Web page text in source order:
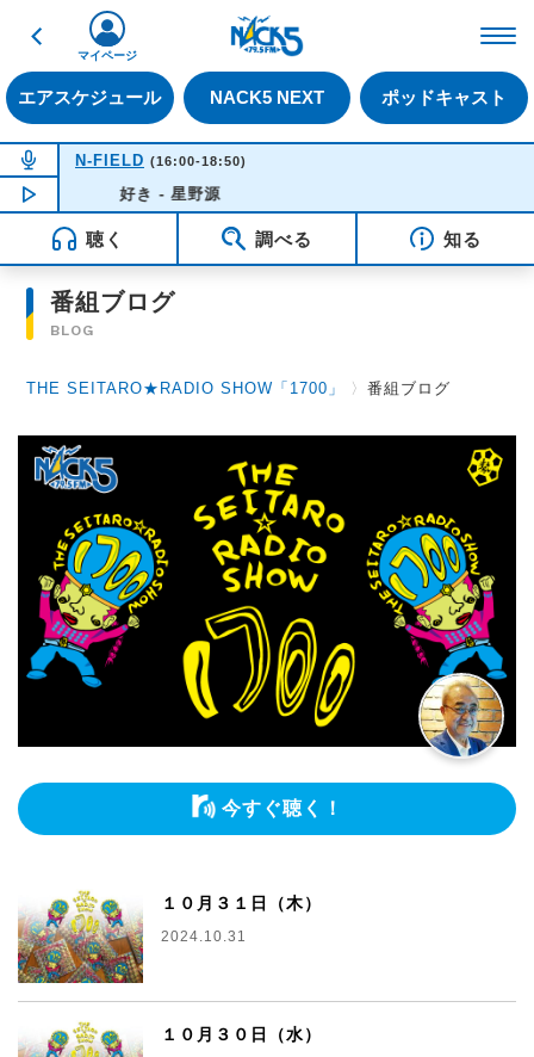
戻る
エアスケジュール NACK5 NEXT ポッドキャスト
マイページ
NOW ON AIR
N-FIELD (16:00-18:50)
NOW PLAYING15:48
好き - 星野源
聴く 調べる 知る
番組ブログ
BLOG
THE SEITARO★RADIO SHOW「1700」 〉番組ブログ
今すぐ聴く！
１０月３１日（木）
2024.10.31
１０月３０日（水）